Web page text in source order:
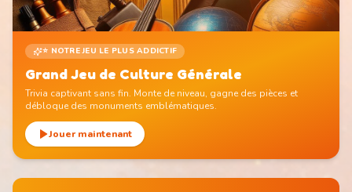
⭐ NOTRE JEU LE PLUS ADDICTIF
Grand Jeu de Culture Générale
Trivia captivant sans fin. Monte de niveau, gagne des pièces et
débloque des monuments emblématiques.
Jouer maintenant